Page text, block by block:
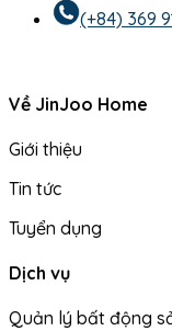
(+84) 369
Về JinJoo Home
Giới thiệu
Tin tức
Tuyển dụng
Dịch vụ
Quản lý bất động